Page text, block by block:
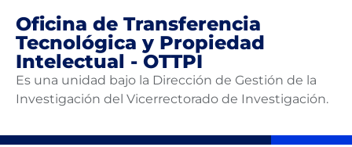
Oficina de Transferencia
Tecnológica y Propiedad
Intelectual - OTTPI
Es una unidad bajo la Dirección de Gestión de la
Investigación del Vicerrectorado de Investigación.